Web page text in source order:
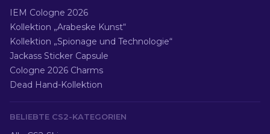
IEM Cologne 2026
Kollektion „Arabeske Kunst“
Kollektion „Spionage und Technologie“
Jackass Sticker Capsule
Cologne 2026 Charms
Dead Hand-Kollektion
BELIEBTE CS2-KATEGORIEN